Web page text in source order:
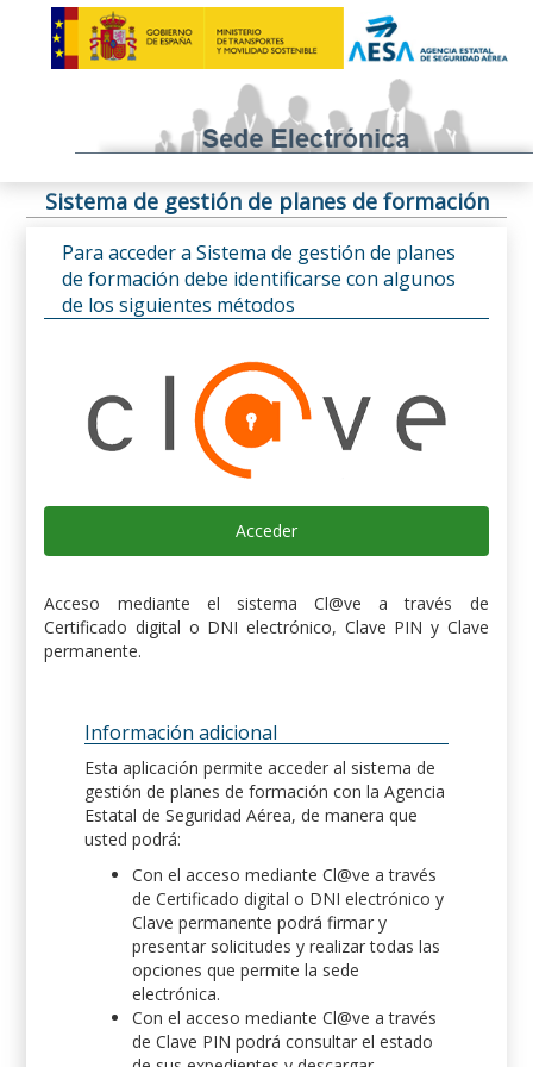
Sistema de gestión de planes de formación
Para acceder a Sistema de gestión de planes
de formación debe identificarse con algunos
de los siguientes métodos
Acceder
Acceso mediante el sistema Cl@ve a través de
Certificado digital o DNI electrónico, Clave PIN y Clave
permanente.
Información adicional
Esta aplicación permite acceder al sistema de
gestión de planes de formación con la Agencia
Estatal de Seguridad Aérea, de manera que
usted podrá:
Con el acceso mediante Cl@ve a través
de Certificado digital o DNI electrónico y
Clave permanente podrá firmar y
presentar solicitudes y realizar todas las
opciones que permite la sede
electrónica.
Con el acceso mediante Cl@ve a través
de Clave PIN podrá consultar el estado